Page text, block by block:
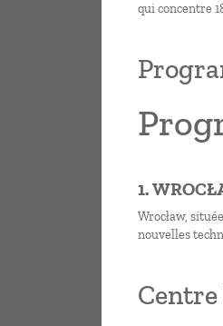
qui concentre
1.
Wrocław,
nouvelles